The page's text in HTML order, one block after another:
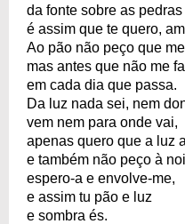
da fonte sobre as pedras
é assim que te quero,
Ao pão não peço que
mas antes que não me
em cada dia que passa.
Da luz nada sei, nem
vem nem para onde vai,
apenas quero que a luz
e também não peço à
espero-a e envolve-me,
e assim tu pão e luz
e sombra és.